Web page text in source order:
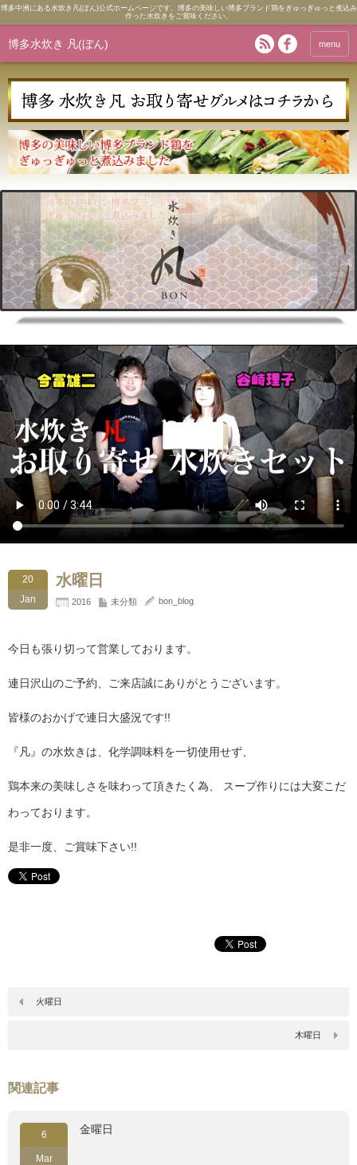
博多中洲にある水炊き凡(ぼん)公式ホームページです。博多の美味しい博多ブランド鶏をぎゅっぎゅっと煮込み
作った水炊きをご賞味ください。
博多水炊き 凡(ぼん) menu
20
Jan
水曜日
2016 未分類 bon_blog
今日も張り切って営業しております。
連日沢山のご予約、ご来店誠にありがとうございます。
皆様のおかげで連日大盛況です!!
『凡』の水炊きは、化学調味料を一切使用せず、
鶏本来の美味しさを味わって頂きたく為、 スープ作りには大変こだ
わっております。
是非一度、ご賞味下さい!!
火曜日
木曜日
関連記事
6
Mar
金曜日